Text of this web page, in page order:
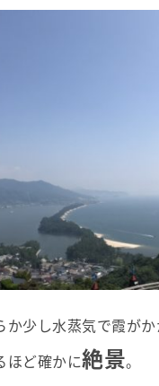
か少し水蒸気で霞が
ほど確かに絶景。